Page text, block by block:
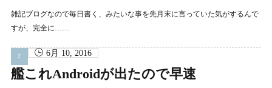
雑記ブログなので毎日書く、みたいな事を先月末に言っていた気がするんで
すが、完全に……
6月 10, 2016
艦これAndroidが出たので早速